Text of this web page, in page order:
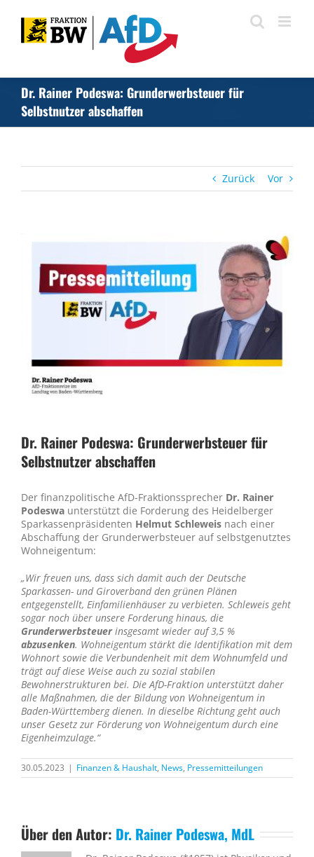
Inhalt
springen
Dr. Rainer Podeswa: Grunderwerbsteuer für
Selbstnutzer abschaffen
Zurück Vor
Dr. Rainer Podeswa: Grunderwerbsteuer für
Selbstnutzer abschaffen
Der finanzpolitische AfD-Fraktionssprecher Dr. Rainer
Podeswa unterstützt die Forderung des Heidelberger
Sparkassenpräsidenten Helmut Schleweis nach einer
Abschaffung der Grunderwerbsteuer auf selbstgenutztes
Wohneigentum:
„Wir freuen uns, dass sich damit auch der Deutsche
Sparkassen- und Giroverband den grünen Plänen
entgegenstellt, Einfamilienhäuser zu verbieten. Schleweis geht
sogar noch über unsere Forderung hinaus, die
Grunderwerbsteuerinsgesamt wieder auf 3,5 %
abzusenken. Wohneigentum stärkt die Identifikation mit dem
Wohnort sowie die Verbundenheit mit dem Wohnumfeld und
trägt auf diese Weise auch zu sozial stabilen
Bewohnerstrukturen bei. Die AfD-Fraktion unterstützt daher
alle Maßnahmen, die der Bildung von Wohneigentum in
Baden-Württemberg dienen. In dieselbe Richtung geht auch
unser Gesetz zur Förderung von Wohneigentum durch eine
Eigenheimzulage.“
30.05.2023 | Finanzen & Haushalt, News, Pressemitteilungen
Über den Autor: Dr. Rainer Podeswa, MdL